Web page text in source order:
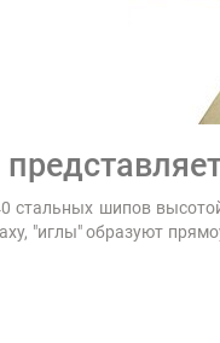
стальных шипов
"иглы" образуют